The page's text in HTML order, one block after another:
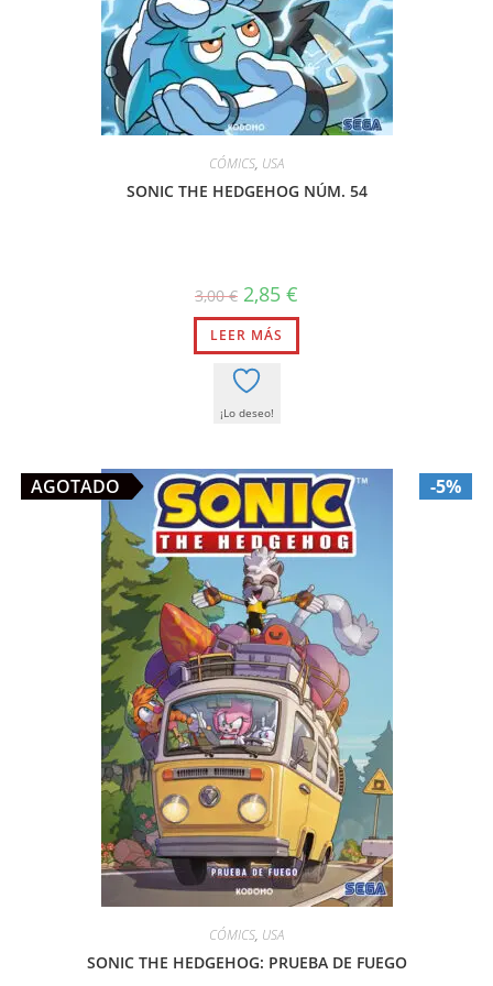
CÓMICS, USA
SONIC THE HEDGEHOG NÚM. 54
3,00€ El
precio
original
era:
3,00 €.
2,85 €
actual
2,85 €.
LEER MÁS
¡Lo deseo!
-5%
AGOTADO
CÓMICS, USA
SONIC THE HEDGEHOG: PRUEBA DE FUEGO